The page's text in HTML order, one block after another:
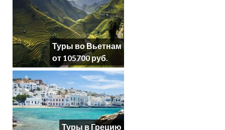
Туры во Вьетнам
от 105700 руб.
Туры в Грецию